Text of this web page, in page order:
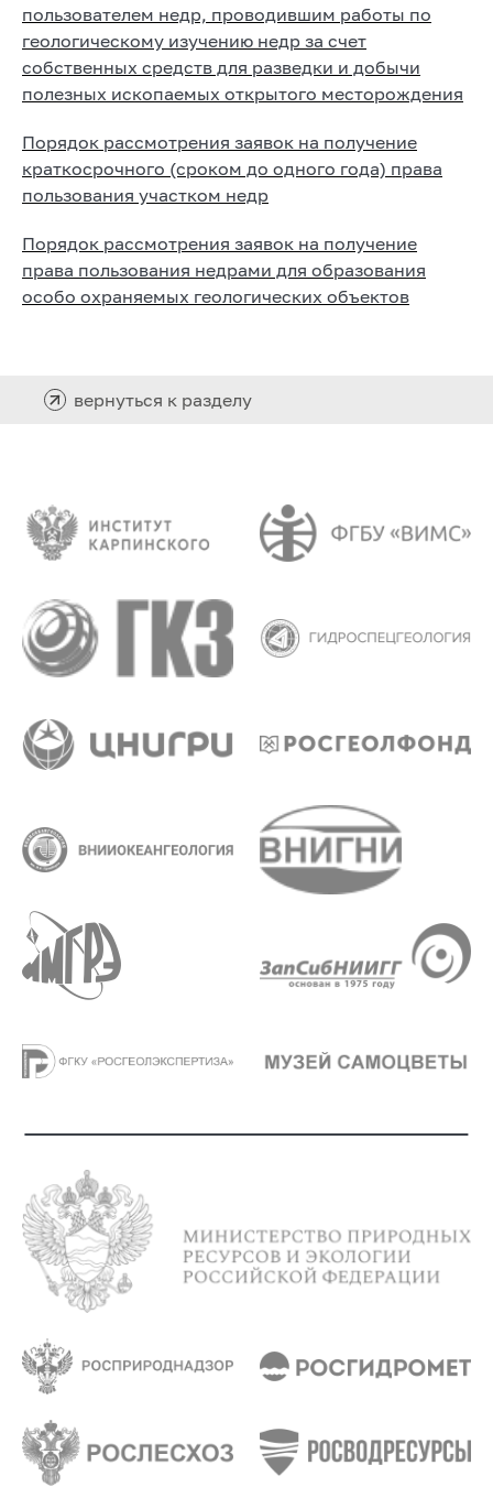
пользователем недр, проводившим работы по
геологическому изучению недр за счет
собственных средств для разведки и добычи
полезных ископаемых открытого месторождения
Порядок рассмотрения заявок на получение
краткосрочного (сроком до одного года) права
пользования участком недр
Порядок рассмотрения заявок на получение
права пользования недрами для образования
особо охраняемых геологических объектов
вернуться к разделу